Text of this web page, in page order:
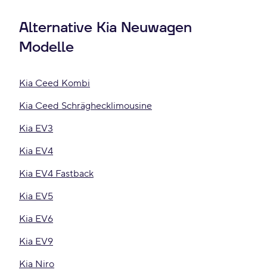
Alternative Kia Neuwagen
Modelle
Kia Ceed Kombi
Kia Ceed Schräghecklimousine
Kia EV3
Kia EV4
Kia EV4 Fastback
Kia EV5
Kia EV6
Kia EV9
Kia Niro